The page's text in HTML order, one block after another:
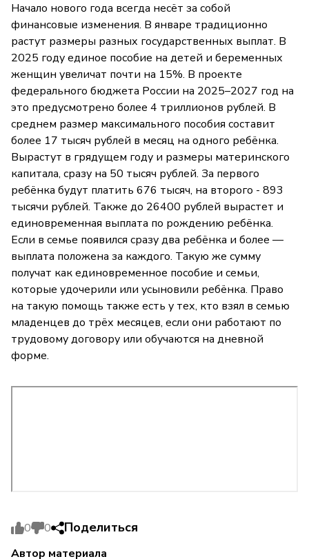
Начало нового года всегда несёт за собой
финансовые изменения. В январе традиционно
растут размеры разных государственных выплат. В
2025 году единое пособие на детей и беременных
женщин увеличат почти на 15%. В проекте
федерального бюджета России на 2025–2027 год на
это предусмотрено более 4 триллионов рублей. В
среднем размер максимального пособия составит
более 17 тысяч рублей в месяц на одного ребёнка.
Вырастут в грядущем году и размеры материнского
капитала, сразу на 50 тысяч рублей. За первого
ребёнка будут платить 676 тысяч, на второго - 893
тысячи рублей. Также до 26400 рублей вырастет и
единовременная выплата по рождению ребёнка.
Если в семье появился сразу два ребёнка и более —
выплата положена за каждого. Такую же сумму
получат как единовременное пособие и семьи,
которые удочерили или усыновили ребёнка. Право
на такую помощь также есть у тех, кто взял в семью
младенцев до трёх месяцев, если они работают по
трудовому договору или обучаются на дневной
форме.
0 0 Поделиться
Автор материала